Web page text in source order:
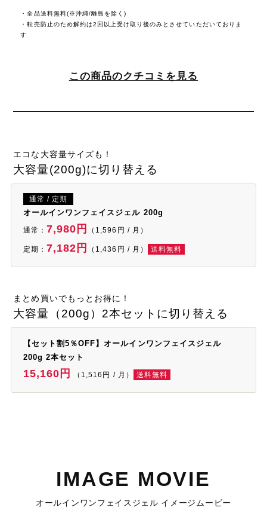
・全品送料無料(※沖縄/離島を除く)
・転売防止のため解約は2回以上受け取り後のみとさせていただいておりま
す
この商品のクチコミを見る
エコな大容量サイズも！
大容量(200g)に切り替える
通常 / 定期
オールインワンフェイスジェル 200g
通常： 7,980円 （1,596円 / 月）
定期： 7,182円 （1,436円 / 月） 送料無料
まとめ買いでもっとお得に！
大容量（200g）2本セットに切り替える
【セット割5％OFF】オールインワンフェイスジェル
200g 2本セット
15,160円 （1,516円 / 月） 送料無料
IMAGE MOVIE
オールインワンフェイスジェル イメージムービー